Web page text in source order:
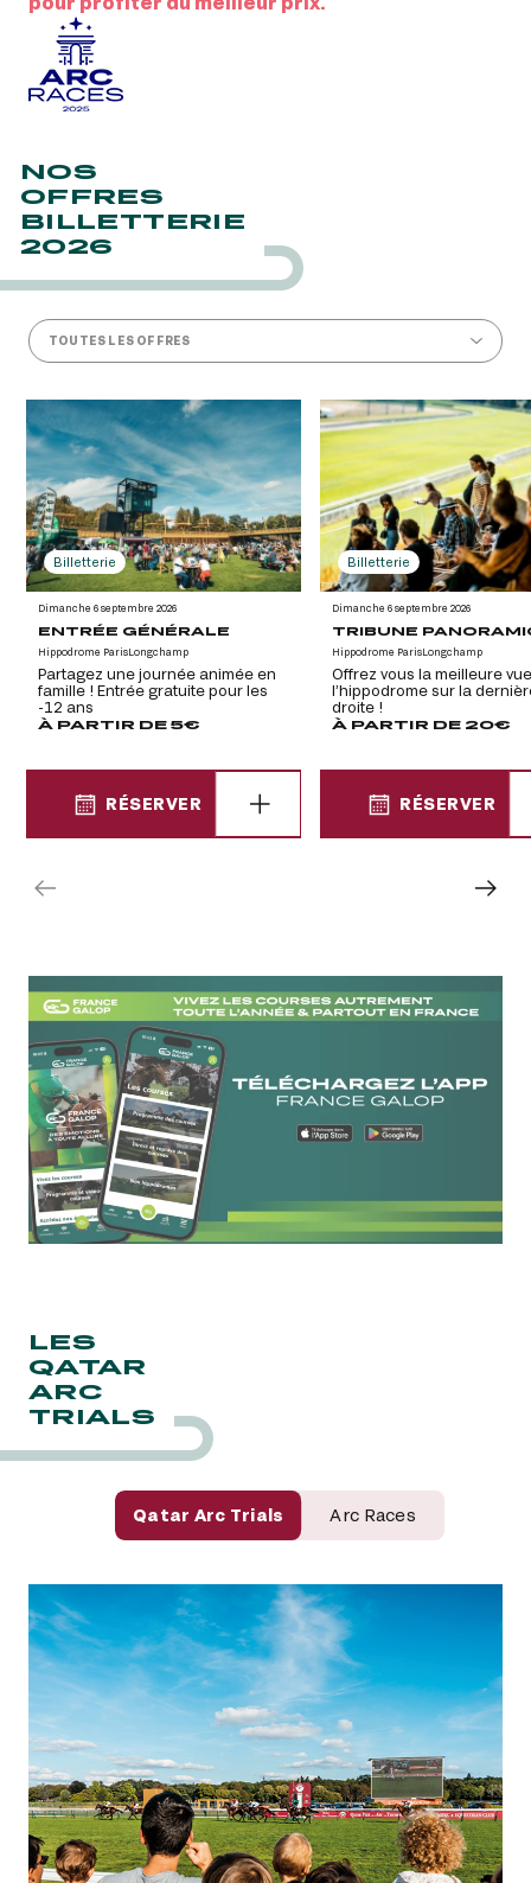
NOS
OFFRES
BILLETTERIE
2026
TOUTES LES OFFRES
Billetterie
Dimanche 6 septembre 2026
ENTRÉE GÉNÉRALE
Hippodrome ParisLongchamp
Partagez une journée animée en
famille ! Entrée gratuite pour les
-12 ans
À PARTIR DE 5€
RÉSERVER
Billetterie
Dimanche 6 septembre 2026
TRIBUNE
Hippodrome ParisLongchamp
Offrez vous la meilleure
l’hippodrome sur la
droite !
À PARTIR DE 20€
RÉSERVER
LES
QATAR
ARC
TRIALS
Qatar Arc Trials Arc Races